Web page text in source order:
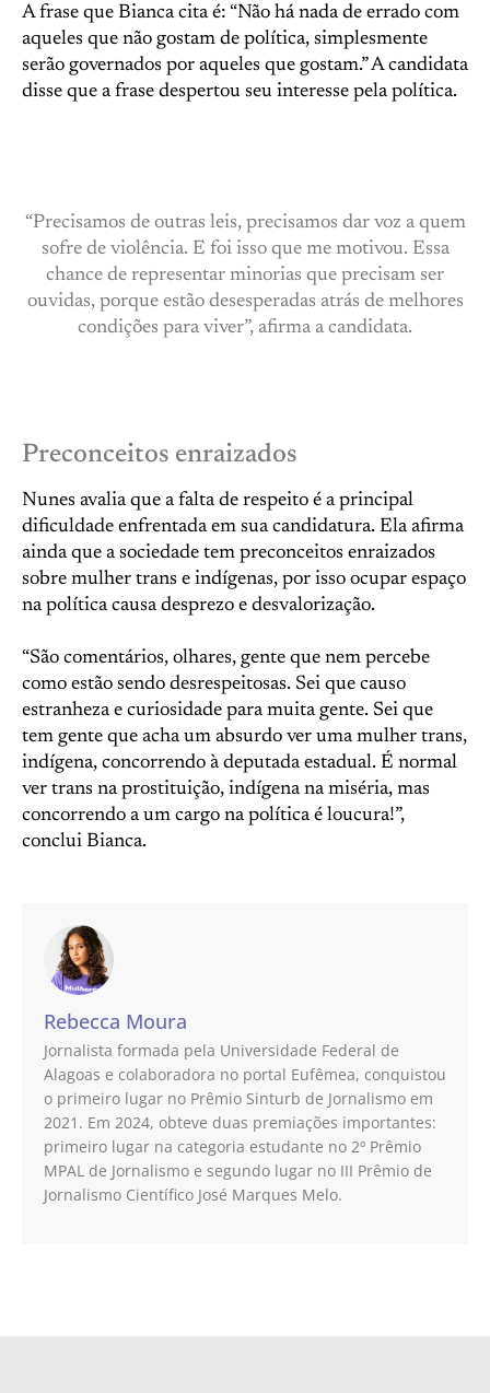
A frase que Bianca cita é: “Não há nada de errado com
aqueles que não gostam de política, simplesmente
serão governados por aqueles que gostam.” A candidata
disse que a frase despertou seu interesse pela política.
“Precisamos de outras leis, precisamos dar voz a quem
sofre de violência. E foi isso que me motivou. Essa
chance de representar minorias que precisam ser
ouvidas, porque estão desesperadas atrás de melhores
condições para viver”, afirma a candidata.
Preconceitos enraizados
Nunes avalia que a falta de respeito é a principal
dificuldade enfrentada em sua candidatura. Ela afirma
ainda que a sociedade tem preconceitos enraizados
sobre mulher trans e indígenas, por isso ocupar espaço
na política causa desprezo e desvalorização.
“São comentários, olhares, gente que nem percebe
como estão sendo desrespeitosas. Sei que causo
estranheza e curiosidade para muita gente. Sei que
tem gente que acha um absurdo ver uma mulher trans,
indígena, concorrendo à deputada estadual. É normal
ver trans na prostituição, indígena na miséria, mas
concorrendo a um cargo na política é loucura!”,
conclui Bianca.
Rebecca Moura
Jornalista formada pela Universidade Federal de
Alagoas e colaboradora no portal Eufêmea, conquistou
o primeiro lugar no Prêmio Sinturb de Jornalismo em
2021. Em 2024, obteve duas premiações importantes:
primeiro lugar na categoria estudante no 2º Prêmio
MPAL de Jornalismo e segundo lugar no III Prêmio de
Jornalismo Científico José Marques Melo.